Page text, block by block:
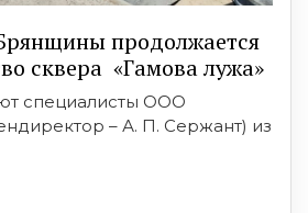
продолжается
сквера «Гамова лужа»
специалисты ООО
– А. П. Сержант) из